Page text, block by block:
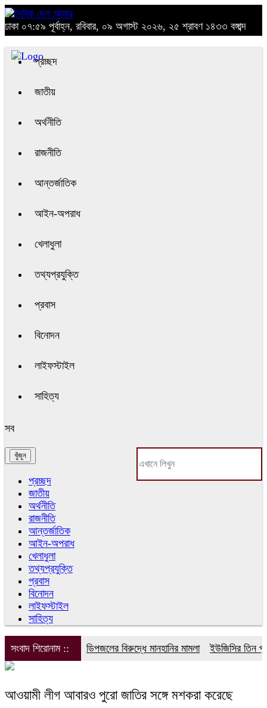
ঢাকা ০৭:৫৯ পূর্বাহ্ন, রবিবার, ০৯ অগাস্ট ২০২৬, ২৫ শ্রাবণ ১৪৩৩ বঙ্গাব্দ
প্রচ্ছদ
জাতীয়
অর্থনীতি
রাজনীতি
আন্তর্জাতিক
আইন-অপরাধ
খেলাধুলা
তথ্যপ্রযুক্তি
প্রবাস
বিনোদন
লাইফস্টাইল
সাহিত্য
সব
প্রচ্ছদ
জাতীয়
অর্থনীতি
রাজনীতি
আন্তর্জাতিক
আইন-অপরাধ
খেলাধুলা
তথ্যপ্রযুক্তি
প্রবাস
বিনোদন
লাইফস্টাইল
সাহিত্য
সংবাদ শিরোনাম :: ডিপজলের বিরুদ্ধে মানহানির মামলা ইউজিসির তিন
আওয়ামী লীগ আবারও পুরো জাতির সঙ্গে মশকরা করেছে